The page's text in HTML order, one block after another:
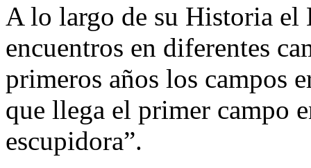
A lo largo de su Historia el
encuentros en diferentes
primeros años los campos
que llega el primer campo
escupidora”.